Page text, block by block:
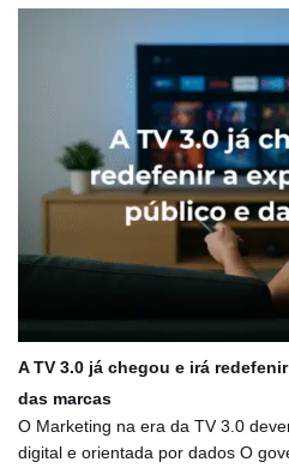
A TV 3.0 já chegou e irá
das marcas
O Marketing na era da TV 3.0
digital e orientada por dados O